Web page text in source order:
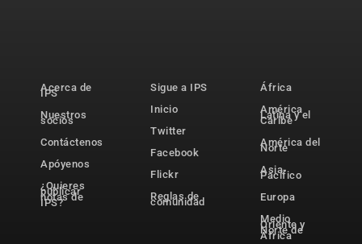
Acerca de
IPS
Nuestros
socios
Contáctenos
Apóyenos
¿Quieres
publicar
notas de
IPS?
Sigue a IPS
Inicio
Twitter
Facebook
Flickr
Reglas de
comunidad
África
América
Latina y el
Caribe
América del
Norte
Asia-
Pacífico
Europa
Medio
Oriente y
Norte de
África